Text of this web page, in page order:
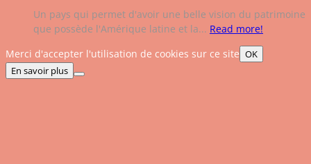
Un pays qui permet d'avoir une belle vision du patrimoine
que possède l'Amérique latine et la... Read more!
Merci d'accepter l'utilisation de cookies sur ce site OK
En savoir plus